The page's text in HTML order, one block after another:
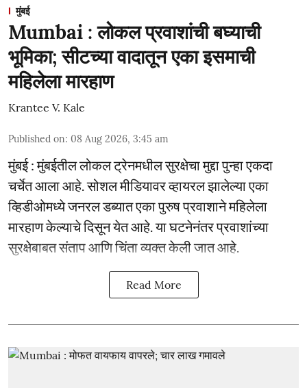
मुंबई
Mumbai : लोकल प्रवाशांची बघ्याची
भूमिका; सीटच्या वादातून एका इसमाची
महिलेला मारहाण
Krantee V. Kale
Published on: 08 Aug 2026, 3:45 am
मुंबई : मुंबईतील लोकल ट्रेनमधील सुरक्षेचा मुद्दा पुन्हा एकदा
चर्चेत आला आहे. सोशल मीडियावर व्हायरल झालेल्या एका
व्हिडीओमध्ये जनरल डब्यात एका पुरुष प्रवाशाने महिलेला
मारहाण केल्याचे दिसून येत आहे. या घटनेनंतर प्रवाशांच्या
सुरक्षेबाबत संताप आणि चिंता व्यक्त केली जात आहे.
Read More